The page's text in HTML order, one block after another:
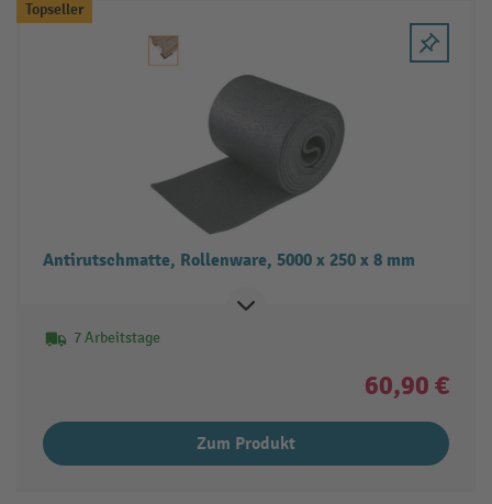
Topseller
Antirutschmatte, Rollenware, 5000 x 250 x 8 mm
7 Arbeitstage
60,90 €
Zum Produkt